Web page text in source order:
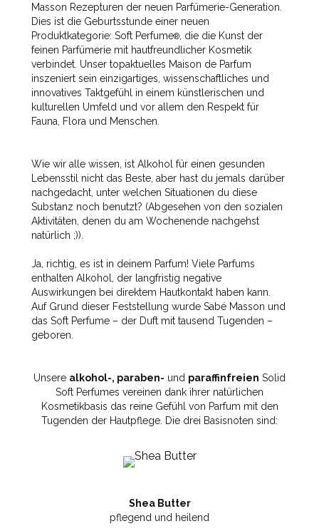
Masson Rezepturen der neuen Parfümerie-Generation.
Dies ist die Geburtsstunde einer neuen
Produktkategorie: Soft Perfume®
, die die Kunst der
feinen Parfümerie mit hautfreundlicher Kosmetik
verbindet. Unser topaktuelles Maison de Parfum
inszeniert sein einzigartiges, wissenschaftliches und
innovatives Taktgefühl in einem künstlerischen und
kulturellen Umfeld und vor allem den Respekt für
Fauna, Flora und Menschen.
Wie wir alle wissen, ist Alkohol für einen gesunden
Lebensstil nicht das Beste, aber hast du jemals darüber
nachgedacht, unter welchen Situationen du diese
Substanz noch benutzt? (Abgesehen von den sozialen
Aktivitäten, denen du am Wochenende nachgehst
natürlich ;)).
Ja, richtig, es ist in deinem Parfum! Viele Parfums
enthalten Alkohol, der langfristig negative
Auswirkungen bei direktem Hautkontakt haben kann.
Auf Grund dieser Feststellung wurde Sabé Masson und
das Soft Perfume – der Duft mit tausend Tugenden –
geboren.
Unsere alkohol-, paraben- und paraffinfreien Solid
Soft Perfumes vereinen dank ihrer natürlichen
Kosmetikbasis das reine Gefühl von Parfum mit den
Tugenden der Hautpflege. Die drei Basisnoten sind:
Shea Butter
pflegend und heilend